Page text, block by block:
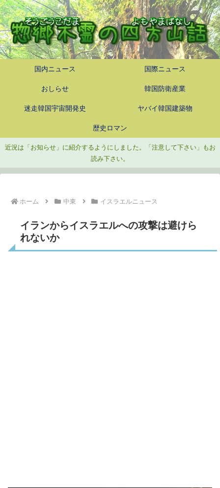
国内ニュース 国際ニュース
おしらせ 韓国防衛産業
迷走韓国宇宙開発史 ヤバイ韓国建築物
歴史ロマン
近況は「お知らせ」に紹介するようにしました。「注意して下さい」もお
読み下さい。
ホーム 中東 イスラエルニュース
イランからイスラエルへの攻撃は避けら
れないか